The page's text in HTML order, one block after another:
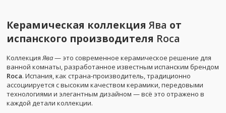
Керамическая коллекция Ява от
испанского производителя Roca
КоллекцияЯва— это современное керамическое решение для
ванной комнаты, разработанное известным испанским брендом
Roca. Испания, как страна-производитель, традиционно
ассоциируется с высоким качеством керамики, передовыми
технологиями и элегантным дизайном — всё это отражено в
каждой детали коллекции.